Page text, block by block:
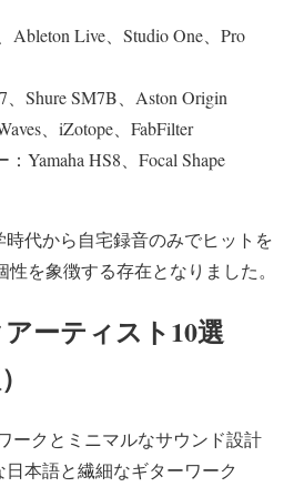
Ableton Live、Studio One、Pro
Shure SM7B、Aston Origin
、iZotope、FabFilter
Yamaha HS8、Focal Shape
時代から自宅録音のみでヒットを
を象徴する存在となりました。
ーティスト10選
ークとミニマルなサウンド設計
本語と繊細なギターワーク